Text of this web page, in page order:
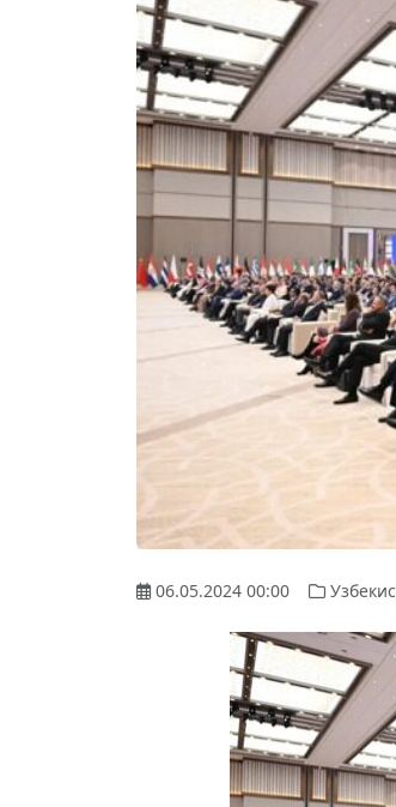
06.05.2024 00:00